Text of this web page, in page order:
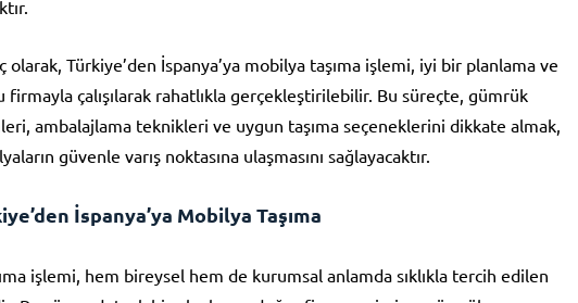
olarak, Türkiye’den İspanya’ya mobilya taşıma işlemi, iyi bir planlama ve
firmayla çalışılarak rahatlıkla gerçekleştirilebilir. Bu süreçte, gümrük
ambalajlama teknikleri ve uygun taşıma seçeneklerini dikkate almak,
güvenle varış noktasına ulaşmasını sağlayacaktır.
İspanya’ya Mobilya Taşıma
işlemi, hem bireysel hem de kurumsal anlamda sıklıkla tercih edilen